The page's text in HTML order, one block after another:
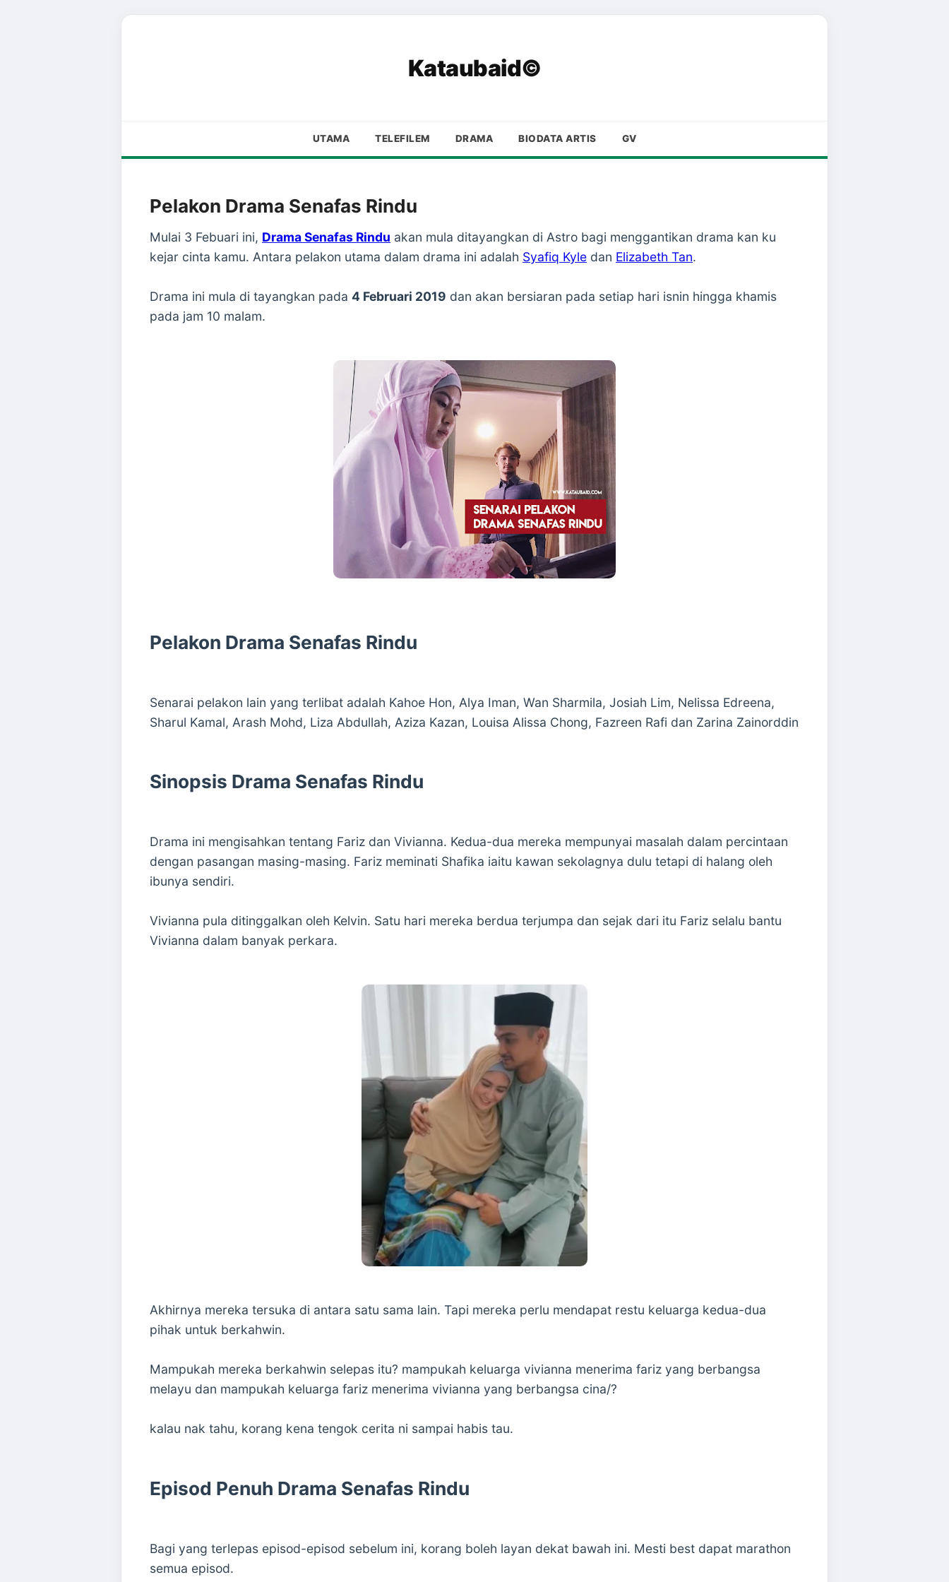
Kataubaid©
UTAMA TELEFILEM DRAMA BIODATA ARTIS GV
Pelakon Drama Senafas Rindu
Mulai 3 Febuari ini, Drama Senafas Rindu akan mula ditayangkan di Astro bagi menggantikan drama kan ku
kejar cinta kamu. Antara pelakon utama dalam drama ini adalah Syafiq Kyle dan Elizabeth Tan.
Drama ini mula di tayangkan pada 4 Februari 2019 dan akan bersiaran pada setiap hari isnin hingga khamis
pada jam 10 malam.
Pelakon Drama Senafas Rindu
Senarai pelakon lain yang terlibat adalah Kahoe Hon, Alya Iman, Wan Sharmila, Josiah Lim, Nelissa Edreena,
Sharul Kamal, Arash Mohd, Liza Abdullah, Aziza Kazan, Louisa Alissa Chong, Fazreen Rafi dan Zarina Zainorddin
Sinopsis Drama Senafas Rindu
Drama ini mengisahkan tentang Fariz dan Vivianna. Kedua-dua mereka mempunyai masalah dalam percintaan
dengan pasangan masing-masing. Fariz meminati Shafika iaitu kawan sekolagnya dulu tetapi di halang oleh
ibunya sendiri.
Vivianna pula ditinggalkan oleh Kelvin. Satu hari mereka berdua terjumpa dan sejak dari itu Fariz selalu bantu
Vivianna dalam banyak perkara.
Akhirnya mereka tersuka di antara satu sama lain. Tapi mereka perlu mendapat restu keluarga kedua-dua
pihak untuk berkahwin.
Mampukah mereka berkahwin selepas itu? mampukah keluarga vivianna menerima fariz yang berbangsa
melayu dan mampukah keluarga fariz menerima vivianna yang berbangsa cina/?
kalau nak tahu, korang kena tengok cerita ni sampai habis tau.
Episod Penuh Drama Senafas Rindu
Bagi yang terlepas episod-episod sebelum ini, korang boleh layan dekat bawah ini. Mesti best dapat marathon
semua episod.